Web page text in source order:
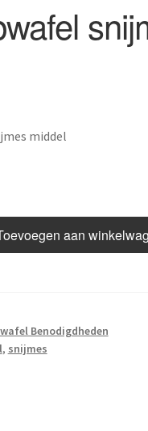
middel
aan
Benodigdheden
, snijmes